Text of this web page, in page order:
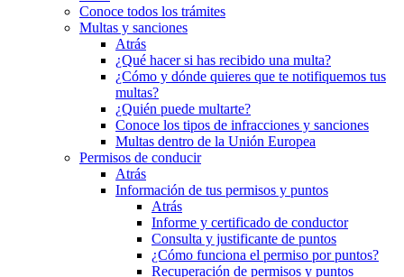
Conoce todos los trámites
Multas y sanciones
Atrás
¿Qué hacer si has recibido una multa?
¿Cómo y dónde quieres que te notifiquemos tus
multas?
¿Quién puede multarte?
Conoce los tipos de infracciones y sanciones
Multas dentro de la Unión Europea
Permisos de conducir
Atrás
Información de tus permisos y puntos
Atrás
Informe y certificado de conductor
Consulta y justificante de puntos
¿Cómo funciona el permiso por puntos?
Recuperación de permisos y puntos